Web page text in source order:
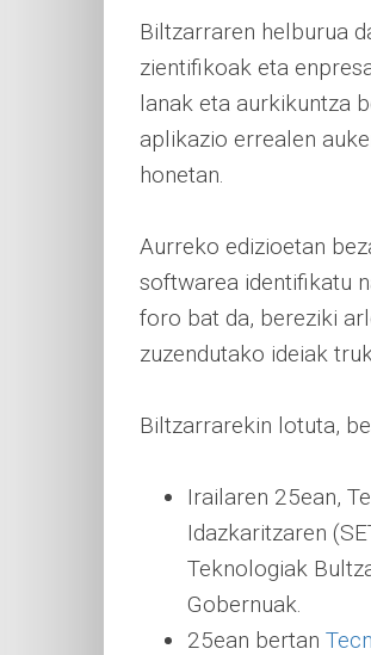
Biltzarraren helburua
zientifikoak eta
lanak eta aurkikuntza
aplikazio errealen
honetan.
Aurreko edizioetan
softwarea identifikatu
foro bat da, bereziki
zuzendutako ideiak
Biltzarrarekin lotuta,
Irailaren 25ean,
Idazkaritzaren
Teknologiak
Gobernuak.
25ean bertan